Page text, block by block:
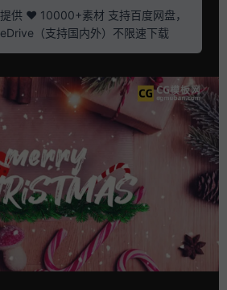
提供 ❤️ 10000+素材 支持百度网盘，
（支持国内外）不限速下载